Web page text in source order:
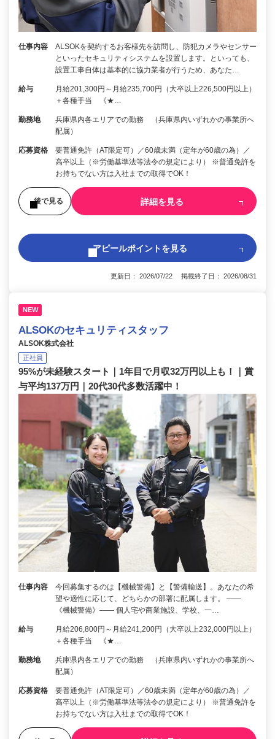
仕事内容
ALSOKを契約するお客様先を訪問し、防犯カメラやセンサー
といったセキュリティシステムを設置します。といっても、
設置工事自体は基本的に協力業者が行うため、あなた…
給与
月給201,300円～月給235,700円（大卒以上226,500円以上）
＋各種手当 《★…
勤務地
兵庫県内各エリアでの勤務 （兵庫県内いずれかの事業所へ
配属）
応募資格
要普通免許（AT限定可）／60歳未満（定年が60歳の為）／
高卒以上（※労働基準法等法令の規定により） ※普通免許を
お持ちでない方は入社までの取得でOK！
後で見る 詳細を見る
アピールポイントを見る
更新日： 2026/07/22 掲載終了日： 2026/08/31
NEW
ALSOKのセキュリティスタッフ
ALSOK株式会社
正社員
95%が未経験スタート｜1年目で月収32万円以上も！｜賞
与平均137万円｜20代30代多数活躍中！
仕事内容
今回募集するのは【機械警備】と【警備輸送】。あなたの希
望や適性に応じて、どちらかの部署に配属します。 ――
《機械警備》―― 個人宅や商業施設、学校、一…
給与
月給206,800円～月給241,200円（大卒以上232,000円以上）
＋各種手当 《★…
勤務地
兵庫県内各エリアでの勤務 （兵庫県内いずれかの事業所へ
配属）
応募資格
要普通免許（AT限定可）／60歳未満（定年が60歳の為）／
高卒以上（※労働基準法等法令の規定により） ※普通免許を
お持ちでない方は入社までの取得でOK！